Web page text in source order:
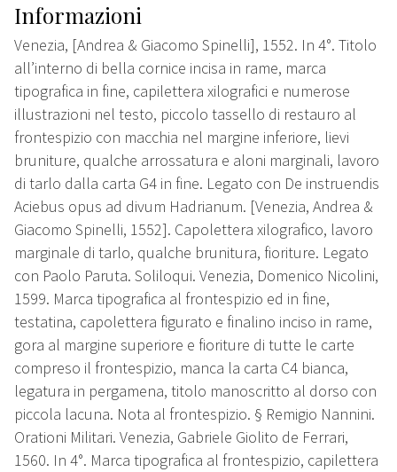
Informazioni
Venezia, [Andrea & Giacomo Spinelli], 1552. In 4°. Titolo
all’interno di bella cornice incisa in rame, marca
tipografica in fine, capilettera xilografici e numerose
illustrazioni nel testo, piccolo tassello di restauro al
frontespizio con macchia nel margine inferiore, lievi
bruniture, qualche arrossatura e aloni marginali, lavoro
di tarlo dalla carta G4 in fine. Legato con De instruendis
Aciebus opus ad divum Hadrianum. [Venezia, Andrea &
Giacomo Spinelli, 1552]. Capolettera xilografico, lavoro
marginale di tarlo, qualche brunitura, fioriture. Legato
con Paolo Paruta. Soliloqui. Venezia, Domenico Nicolini,
1599. Marca tipografica al frontespizio ed in fine,
testatina, capolettera figurato e finalino inciso in rame,
gora al margine superiore e fioriture di tutte le carte
compreso il frontespizio, manca la carta C4 bianca,
legatura in pergamena, titolo manoscritto al dorso con
piccola lacuna. Nota al frontespizio. § Remigio Nannini.
Orationi Militari. Venezia, Gabriele Giolito de Ferrari,
1560. In 4°. Marca tipografica al frontespizio, capilettera